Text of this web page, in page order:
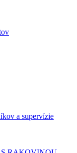
a supervízie